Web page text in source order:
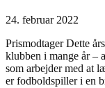
24. februar 2022
Prismodtager Dette
klubben i mange år –
som arbejder med at
er fodboldspiller i en